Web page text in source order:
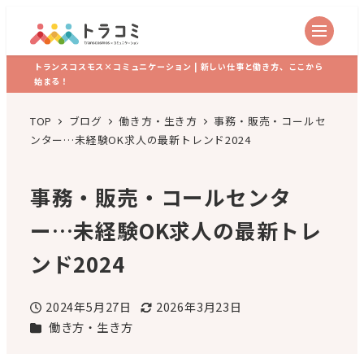
トランスコスモス×コミュニケーション | 新しい仕事と働き方、ここから
始まる！
TOP ブログ 働き方・生き方
事務・販売・コールセ
ンター…未経験OK求人の最新トレンド2024
事務・販売・コールセンタ
ー…未経験OK求人の最新トレ
ンド2024
投稿日
2024年5月27日
更新日
2026年3月23日
カテゴリー
働き方・生き方